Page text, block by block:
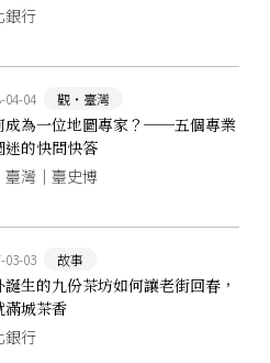
銀行
04-04 觀‧臺灣
成為一位地圖專家？──五個專業
迷的快問快答
灣｜臺史博
03-03 故事
誕生的九份茶坊如何讓老街回春，
滿城茶香
銀行